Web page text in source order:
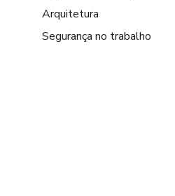
Arquitetura
Segurança no trabalho